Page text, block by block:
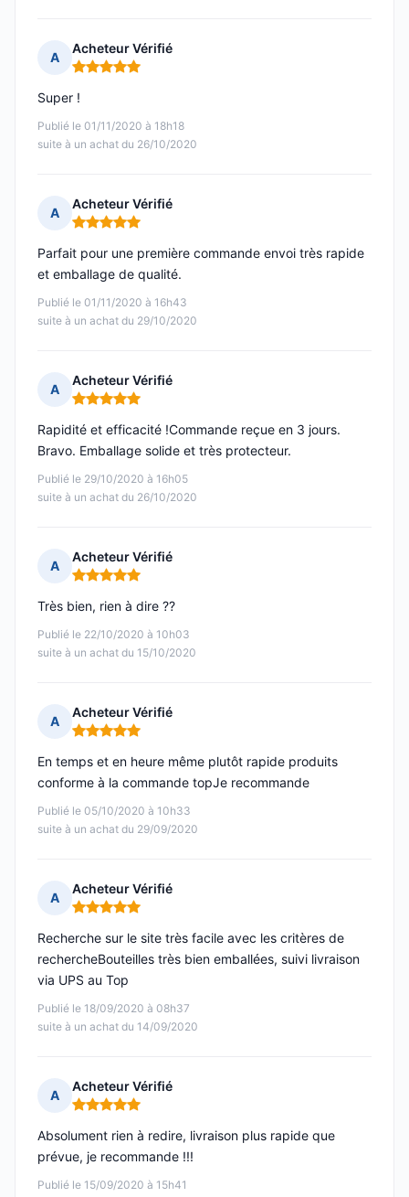
A
Acheteur Vérifié
Note : 5 sur 5
Publié le 01/11/2020 à 18h18
suite à un achat du 26/10/2020
Super !
A
Acheteur Vérifié
Note : 5 sur 5
Publié le 01/11/2020 à 16h43
suite à un achat du 29/10/2020
Parfait pour une première commande envoi très rapide
et emballage de qualité.
A
Acheteur Vérifié
Note : 5 sur 5
Publié le 29/10/2020 à 16h05
suite à un achat du 26/10/2020
Rapidité et efficacité !Commande reçue en 3 jours.
Bravo. Emballage solide et très protecteur.
A
Acheteur Vérifié
Note : 5 sur 5
Publié le 22/10/2020 à 10h03
suite à un achat du 15/10/2020
Très bien, rien à dire ??
A
Acheteur Vérifié
Note : 5 sur 5
Publié le 05/10/2020 à 10h33
suite à un achat du 29/09/2020
En temps et en heure même plutôt rapide produits
conforme à la commande topJe recommande
A
Acheteur Vérifié
Note : 5 sur 5
Publié le 18/09/2020 à 08h37
suite à un achat du 14/09/2020
Recherche sur le site très facile avec les critères de
rechercheBouteilles très bien emballées, suivi livraison
via UPS au Top
A
Acheteur Vérifié
Note : 5 sur 5
Publié le 15/09/2020 à 15h41
Absolument rien à redire, livraison plus rapide que
prévue, je recommande !!!